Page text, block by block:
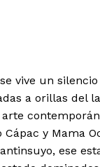
vive un
a orillas del
y Mama
ese